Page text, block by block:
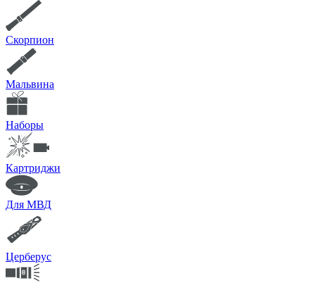
Скорпион
Мальвина
Наборы
Картриджи
Для МВД
Церберус